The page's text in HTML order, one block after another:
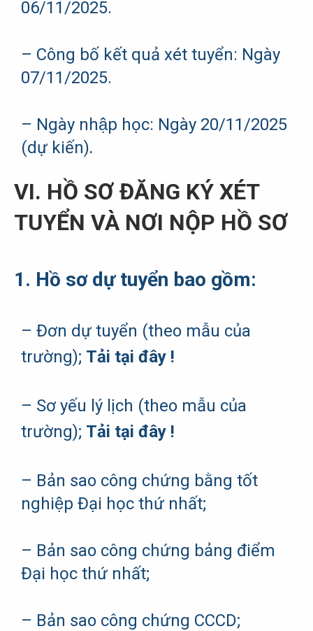
06/11/2025.
– Công bố kết quả xét tuyển: Ngày
07/11/2025.
– Ngày nhập học: Ngày 20/11/2025
(dự kiến).
VI. HỒ SƠ ĐĂNG KÝ XÉT
TUYỂN VÀ NƠI NỘP HỒ SƠ
1. Hồ sơ dự tuyển bao gồm:
– Đơn dự tuyển (theo mẫu của
trường); Tải tại đây !
– Sơ yếu lý lịch (theo mẫu của
trường); Tải tại đây !
– Bản sao công chứng bằng tốt
nghiệp Đại học thứ nhất;
– Bản sao công chứng bảng điểm
Đại học thứ nhất;
– Bản sao công chứng CCCD;